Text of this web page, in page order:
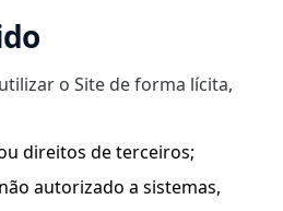
o Site de forma lícita,
direitos de terceiros;
autorizado a sistemas,